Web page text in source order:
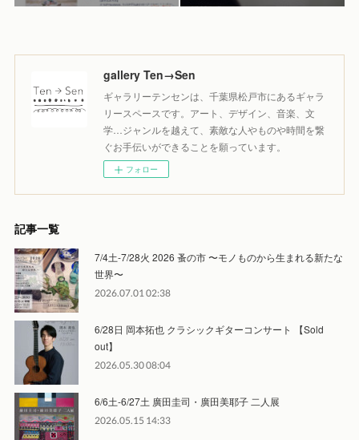
gallery Ten→Sen
ギャラリーテンセンは、千葉県松戸市にあるギャラ
リースペースです。アート、デザイン、音楽、文
学…ジャンルを越えて、素敵な人やものや時間を繋
ぐお手伝いができることを願っています。
フォロー
記事一覧
7/4土-7/28火 2026 蚤の市 〜モノものから生まれる新たな
世界〜
2026.07.01 02:38
6/28日 岡本拓也 クラシックギターコンサート 【Sold
out】
2026.05.30 08:04
6/6土-6/27土 廣田圭司・廣田美耶子 二人展
2026.05.15 14:33